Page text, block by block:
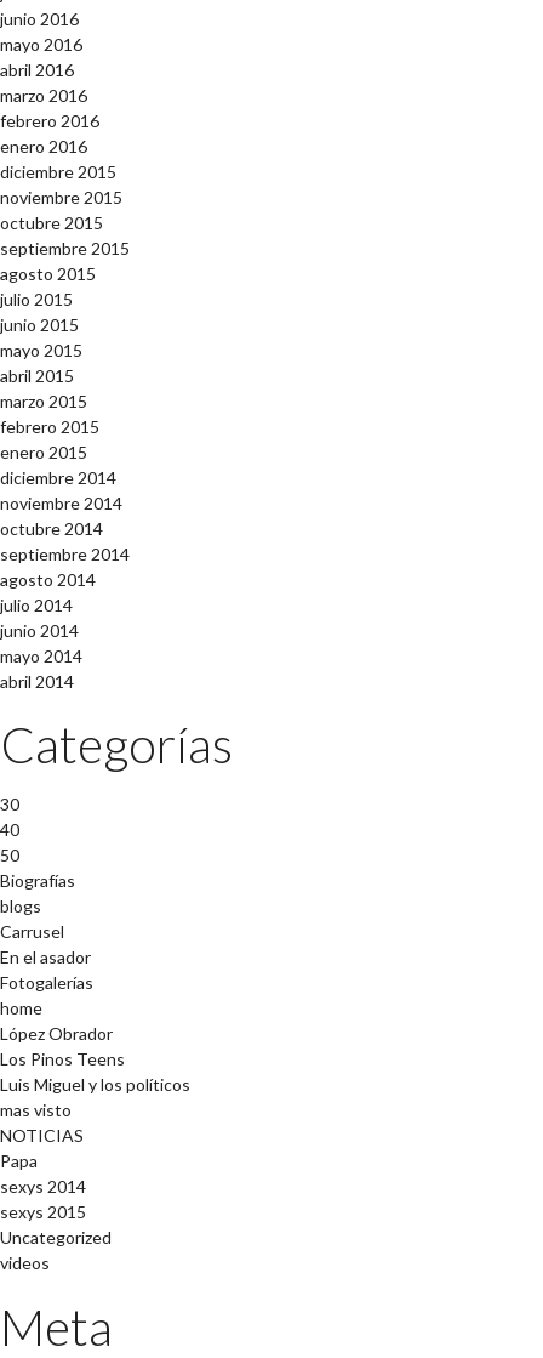
junio 2016
mayo 2016
abril 2016
marzo 2016
febrero 2016
enero 2016
diciembre 2015
noviembre 2015
octubre 2015
septiembre 2015
agosto 2015
julio 2015
junio 2015
mayo 2015
abril 2015
marzo 2015
febrero 2015
enero 2015
diciembre 2014
noviembre 2014
octubre 2014
septiembre 2014
agosto 2014
julio 2014
junio 2014
mayo 2014
abril 2014
Categorías
30
40
50
Biografías
blogs
Carrusel
En el asador
Fotogalerías
home
López Obrador
Los Pinos Teens
Luis Miguel y los políticos
mas visto
NOTICIAS
Papa
sexys 2014
sexys 2015
Uncategorized
videos
Meta